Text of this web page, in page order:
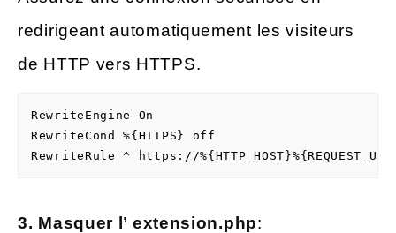
redirigeant automatiquement les visiteurs
de HTTP vers HTTPS.
RewriteEngine On
RewriteCond %{HTTPS} off
RewriteRule ^ https://
3. Masquer l’ extension.php: